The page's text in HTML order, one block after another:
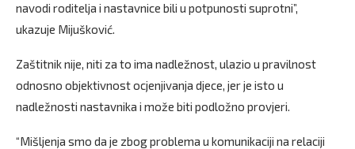
navodi roditelja i nastavnice bili u potpunosti suprotni”,
ukazuje Mijušković.
Zaštitnik nije, niti za to ima nadležnost, ulazio u pravilnost
odnosno objektivnost ocjenjivanja djece, jer je isto u
nadležnosti nastavnika i može biti podložno provjeri.
“Mišljenja smo da je zbog problema u komunikaciji na relaciji